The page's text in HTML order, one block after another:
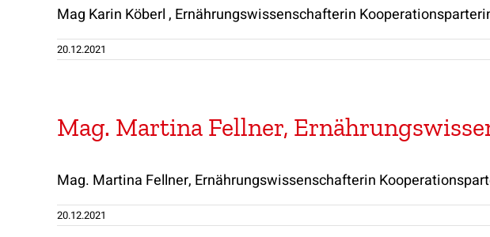
Mag Karin Köberl , Ernährungswissenschafterin
20.12.2021
Mag. Martina Fellner,
Mag. Martina Fellner, Ernährungswissenschafterin
20.12.2021